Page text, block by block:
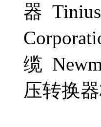
器
缆
压转换